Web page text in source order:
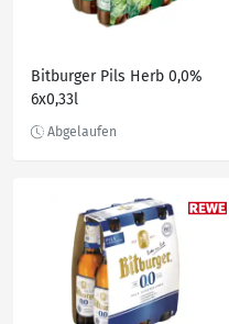
Bitburger Pils Herb 0,0%
6x0,33l